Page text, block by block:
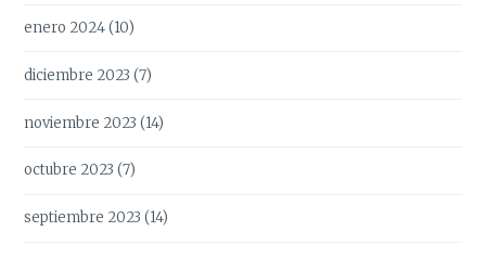
enero 2024(10)
diciembre 2023 (7)
noviembre 2023 (14)
octubre 2023 (7)
septiembre 2023 (14)